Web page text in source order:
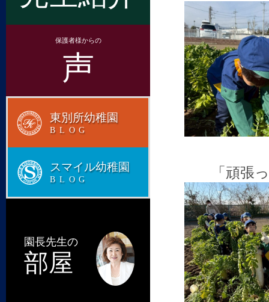
「頑張
保護者様からの
声
東別所幼稚園
BLOG
スマイル幼稚園
BLOG
園長先生の
部屋